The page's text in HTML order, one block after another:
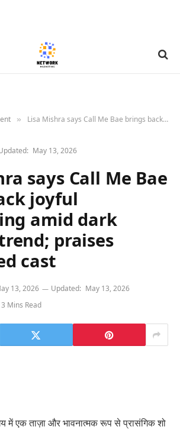
» Lisa Mishra says Call Me Bae brings back joyful storytelling amid dark content trend; praises female-led cast
May 13, 2026
says Call Me Bae
joyful
amid dark
praises
cast
13, 2026 Updated: May 13, 2026
3 Mins Read
में एक ताज़ा और भावनात्मक रूप से प्रासंगिक शो